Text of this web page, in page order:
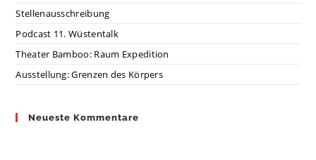
Stellenausschreibung
Podcast 11. Wüstentalk
Theater Bamboo: Raum Expedition
Ausstellung: Grenzen des Körpers
Neueste Kommentare